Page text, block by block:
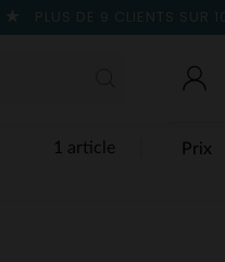
PLUS DE 9 CLIENTS SUR 10
1 article